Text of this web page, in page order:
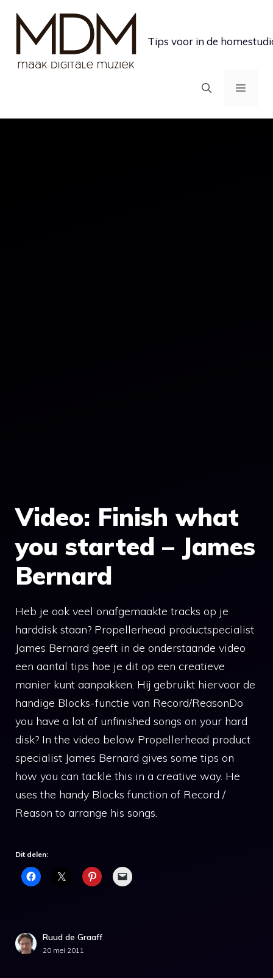
inhoud
Tips voor in de
MENU
Video: Finish what
you started – James
Bernard
Heb je ook veel onafgemaakte tracks op je
harddisk staan? Propellerhead productspecialist
James Bernard geeft in de onderstaande video
een aantal tips hoe je dit op een creatieve
manier kunt aanpakken. Hij gebruikt hiervoor de
handige Blocks-functie van Record/ReasonDo
you have a lot of unfinished songs on your hard
disk? In the video below Propellerhead product
specialist James Bernard gives some tips on
how you can tackle this in a creative way. He
uses the handy Blocks function of Record /
Reason to arrange his songs.
Dit delen:
Ruud de Graaff
20 mei 2011